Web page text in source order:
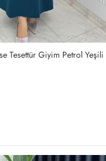
Tesettür Giyim Petrol Yeşili